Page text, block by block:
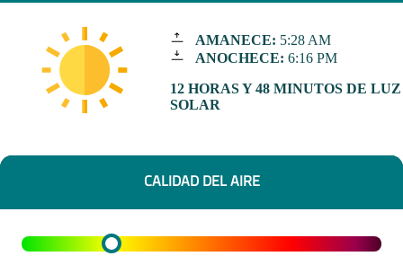
AMANECE: 5:28 AM
ANOCHECE: 6:16 PM
12 HORAS Y 48 MINUTOS DE LUZ
SOLAR
CALIDAD DEL AIRE